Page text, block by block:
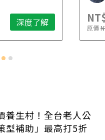
深度了解 原價
養生村！全台老人公
型補助」最高打5折